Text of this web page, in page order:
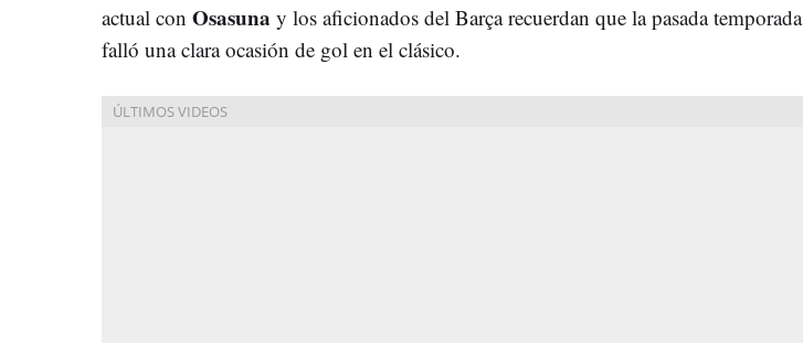
actual con Osasuna y los aficionados del Barça recuerdan que la pasada temporada
falló una clara ocasión de gol en el clásico.